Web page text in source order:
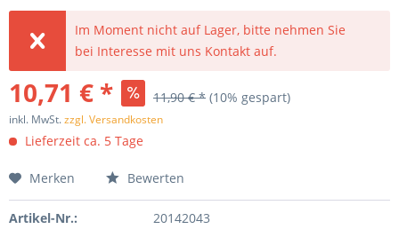
Im Moment nicht auf Lager, bitte nehmen Sie
bei Interesse mit uns Kontakt auf.
10,71 € * 11,90 € * (10% gespart)
inkl. MwSt.zzgl. Versandkosten
Lieferzeit ca. 5 Tage
Merken Bewerten
Artikel-Nr.: 20142043